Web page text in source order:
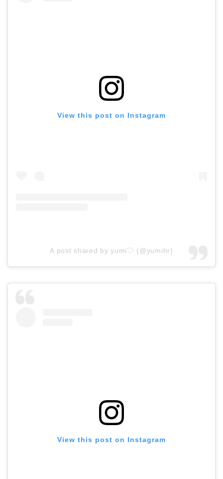
View this post on Instagram
A post shared by yumi♡ (@yumihr)
View this post on Instagram